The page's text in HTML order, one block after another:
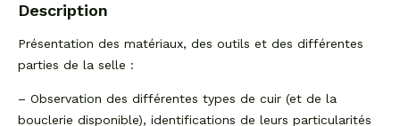
Description
Présentation des matériaux, des outils et des différentes
parties de la selle :
– Observation des différentes types de cuir (et de la
bouclerie disponible), identifications de leurs particularités